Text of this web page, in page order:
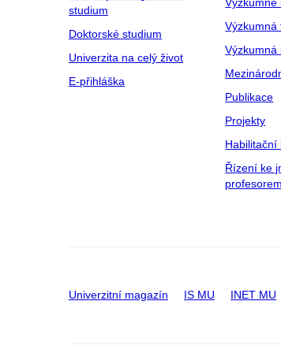
studium
Doktorské studium
Univerzita na celý život
E-přihláška
Výzkumná
Výzkumná
Publikace
Projekty
Habilitační
Řízení ke
profesorem
Univerzitní magazín IS MU INET MU